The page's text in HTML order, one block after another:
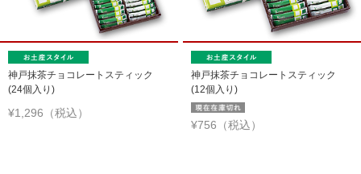
神戸抹茶チョコレートスティック
(24個入り)
¥1,296（税込）
神戸抹茶チョコレートスティック
(12個入り)
¥756（税込）